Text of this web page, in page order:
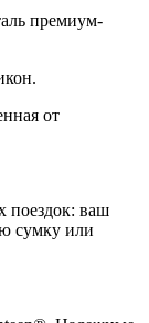
премиум-
от
поездок: ваш
сумку или